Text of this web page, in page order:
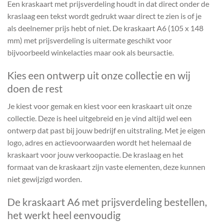
Een kraskaart met prijsverdeling houdt in dat direct onder de
kraslaag een tekst wordt gedrukt waar direct te zien is of je
als deelnemer prijs hebt of niet. De kraskaart A6 (105 x 148
mm) met prijsverdeling is uitermate geschikt voor
bijvoorbeeld winkelacties maar ook als beursactie.
Kies een ontwerp uit onze collectie en wij
doen de rest
Je kiest voor gemak en kiest voor een kraskaart uit onze
collectie. Deze is heel uitgebreid en je vind altijd wel een
ontwerp dat past bij jouw bedrijf en uitstraling. Met je eigen
logo, adres en actievoorwaarden wordt het helemaal de
kraskaart voor jouw verkoopactie. De kraslaag en het
formaat van de kraskaart zijn vaste elementen, deze kunnen
niet gewijzigd worden.
De kraskaart A6 met prijsverdeling bestellen,
het werkt heel eenvoudig